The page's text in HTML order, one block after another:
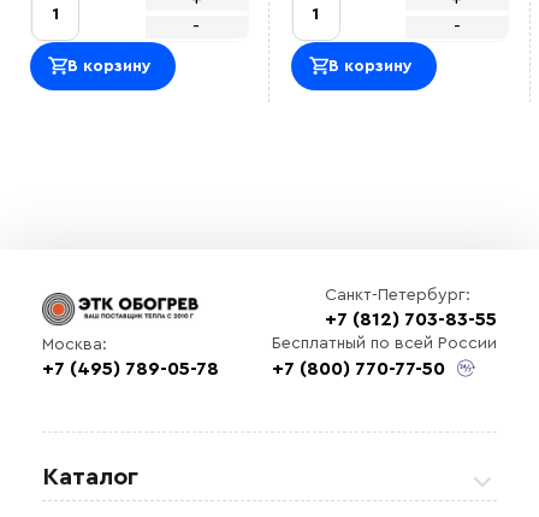
-
В корзину
-
В корзину
Санкт-Петербург:
+7 (812) 703-83-55
Москва:
+7 (495) 789-05-78
Бесплатный по всей России
+7 (800) 770-77-50
Каталог